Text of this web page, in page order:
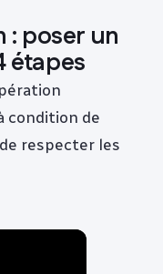
: poser un
étapes
condition de
respecter les